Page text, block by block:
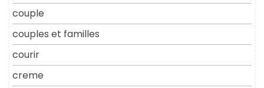
couple
couples et familles
courir
creme